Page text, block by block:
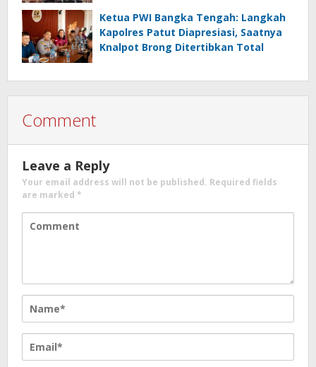
Ketua PWI Bangka Tengah: Langkah
Kapolres Patut Diapresiasi, Saatnya
Knalpot Brong Ditertibkan Total
Comment
Leave a Reply
Your email address will not be published. Required fields
are marked *